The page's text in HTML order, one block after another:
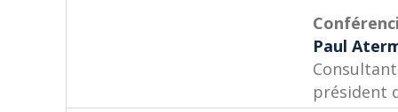
Paul
président